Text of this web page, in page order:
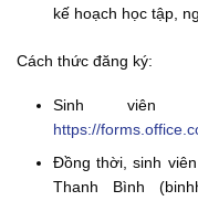
kế hoạch học tập,
Cách thức đăng ký:
Sinh
https://
Đồng thời, sinh
Thanh Bình